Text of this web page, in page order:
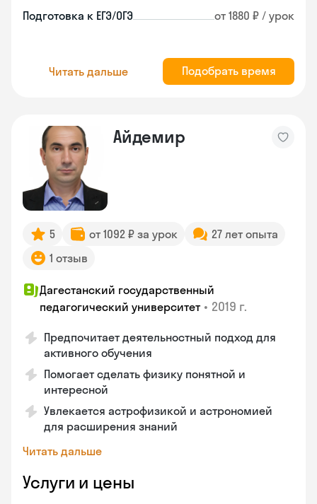
Подготовка к ЕГЭ/ОГЭ от 1880 ₽ / урок
Читать дальше Подобрать время
Айдемир
5 от 1092 ₽ за урок
27 лет опыта
1 отзыв
Дагестанский государственный
педагогический университет • 2019 г.
Предпочитает деятельностный подход для
активного обучения
Помогает сделать физику понятной и
интересной
Увлекается астрофизикой и астрономией
для расширения знаний
Читать дальше
Услуги и цены